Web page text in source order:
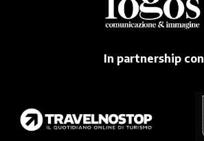
In partnership con